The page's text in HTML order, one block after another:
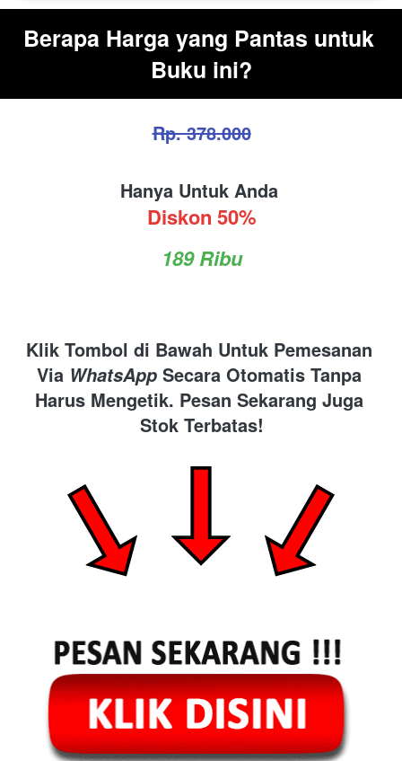
Berapa Harga yang Pantas untuk
Buku ini?
Rp. 378.000
Hanya Untuk Anda
Diskon 50%
189 Ribu
Klik Tombol di Bawah Untuk Pemesanan
Via WhatsApp Secara Otomatis Tanpa
Harus Mengetik. Pesan Sekarang Juga
Stok Terbatas!